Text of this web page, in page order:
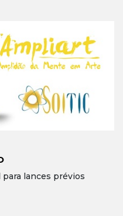
lances prévios